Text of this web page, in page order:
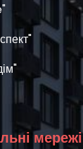
мережі